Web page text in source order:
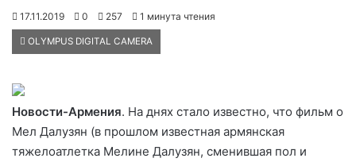
17.11.2019 0 257 1 минута чтения
OLYMPUS DIGITAL CAMERA
Новости-Армения. На днях стало известно, что фильм о
Мел Далузян (в прошлом известная армянская
тяжелоатлетка Мелине Далузян, сменившая пол и